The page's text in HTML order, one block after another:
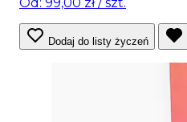
Dodaj do listy życzeń